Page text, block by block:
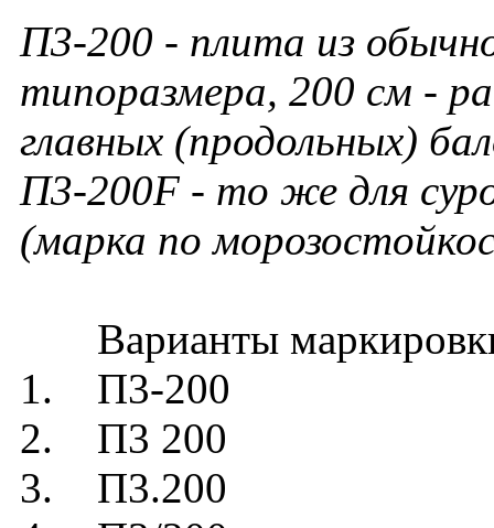
П3-200 - плита из
типоразмера, 200 см -
главных (продольных)
П3-200F - то же для
(марка по
Варианты
1. П3-200
2. П3 200
3. П3.200